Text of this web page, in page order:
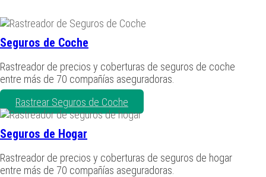
Seguros de Coche
Rastreador de precios y coberturas de seguros de coche
entre más de 70 compañías aseguradoras.
Rastrear Seguros de Coche
Seguros de Hogar
Rastreador de precios y coberturas de seguros de hogar
entre más de 70 compañías aseguradoras.